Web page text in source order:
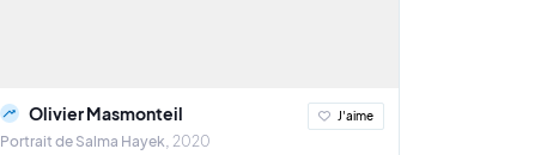
Olivier Masmonteil
Portrait de Salma Hayek 2020
J'aime